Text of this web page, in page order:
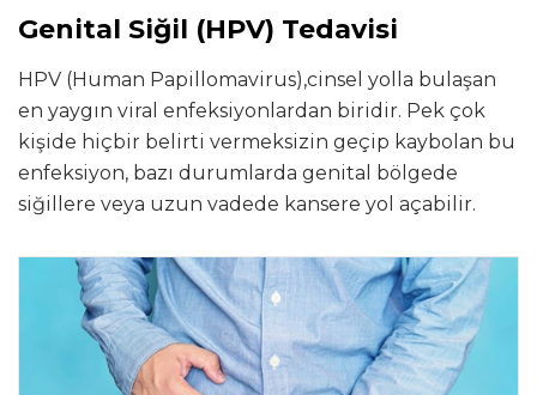
Genital Siğil (HPV) Tedavisi
HPV (Human Papillomavirus),cinsel yolla bulaşan
en yaygın viral enfeksiyonlardan biridir. Pek çok
kişide hiçbir belirti vermeksizin geçip kaybolan bu
enfeksiyon, bazı durumlarda genital bölgede
siğillere veya uzun vadede kansere yol açabilir.